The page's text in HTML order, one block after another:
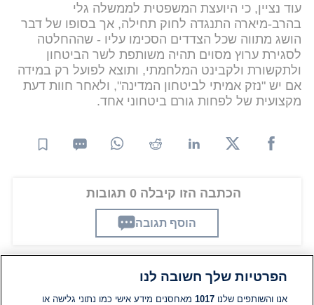
עוד נציין, כי היועצת המשפטית לממשלה גלי
בהרב-מיארה התנגדה לחוק תחילה, אך בסופו של דבר
הושג מתווה שכל הצדדים הסכימו עליו - שההחלטה
לסגירת ערוץ מסוים תהיה משותפת לשר הביטחון
ולתקשורת ולקבינט המלחמתי, ותוצא לפועל רק במידה
אם יש "נזק אמיתי לביטחון המדינה", ולאחר חוות דעת
מקצועית של לפחות גורם ביטחוני אחד.
הכתבה הזו קיבלה 0 תגובות
הוסף תגובה
תגובות
הפרטיות שלך חשובה לנו
אנו והשותפים שלנו1017 מאחסנים מידע אישי כמו נתוני גלישה או